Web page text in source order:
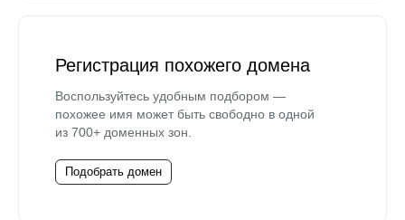
Регистрация похожего домена
Воспользуйтесь удобным подбором —
похожее имя может быть свободно в одной
из 700+ доменных зон.
Подобрать домен